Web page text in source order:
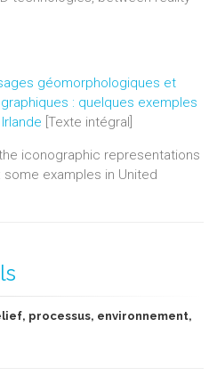
géomorphologiques et
: quelques exemples
[Texte intégral]
iconographic representations
examples in United
processus, environnement,